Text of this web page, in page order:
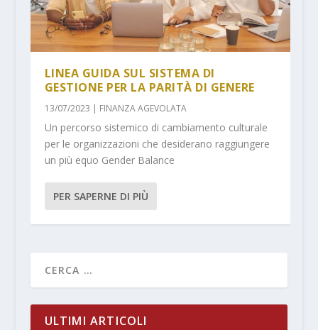
LINEA GUIDA SUL SISTEMA DI
GESTIONE PER LA PARITÀ DI GENERE
13/07/2023 | FINANZA AGEVOLATA
Un percorso sistemico di cambiamento culturale
per le organizzazioni che desiderano raggiungere
un più equo Gender Balance
PER SAPERNE DI PIÙ
ULTIMI ARTICOLI